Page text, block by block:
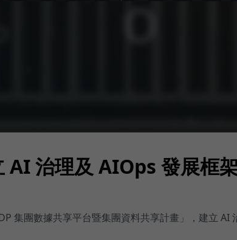
AI 治理及 AIOps 發展框
集團數據共享平台暨集團資料共享計畫」，建立 AI